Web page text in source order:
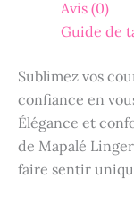
Avis (0)
Guide de
Sublimez vos
confiance en
Élégance et
de Mapalé
faire sentir